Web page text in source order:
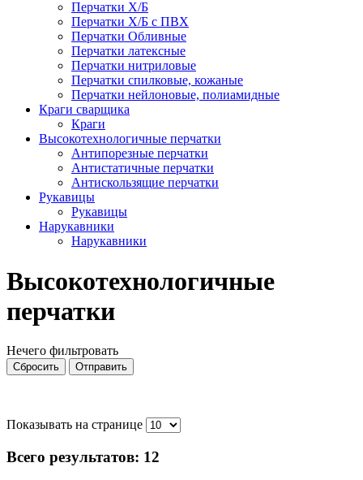
Перчатки Х/Б
Перчатки Х/Б с ПВХ
Перчатки Обливные
Перчатки латексные
Перчатки нитриловые
Перчатки спилковые, кожаные
Перчатки нейлоновые, полиамидные
Краги сварщика
Краги
Высокотехнологичные перчатки
Антипорезные перчатки
Антистатичные перчатки
Антискользящие перчатки
Рукавицы
Рукавицы
Нарукавники
Нарукавники
Высокотехнологичные
перчатки
Нечего фильтровать
Сбросить Отправить
Показывать на странице
Всего результатов: 12